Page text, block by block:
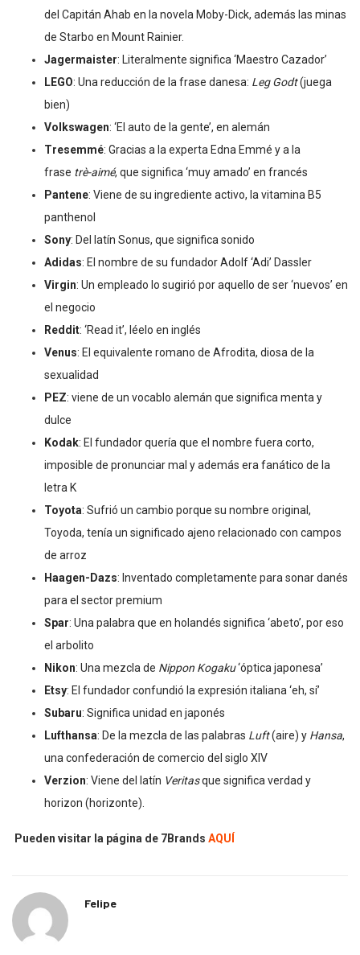
del Capitán Ahab en la novela Moby-Dick, además las minas
de Starbo en Mount Rainier.
Jagermaister: Literalmente significa ‘Maestro Cazador’
LEGO: Una reducción de la frase danesa: Leg Godt(juega
bien)
Volkswagen: ‘El auto de la gente’, en alemán
Tresemmé: Gracias a la experta Edna Emmé y a la
frase trè-aimé, que significa ‘muy amado’ en francés
Pantene: Viene de su ingrediente activo, la vitamina B5
panthenol
Sony: Del latín Sonus, que significa sonido
Adidas: El nombre de su fundador Adolf ‘Adi’ Dassler
Virgin: Un empleado lo sugirió por aquello de ser ‘nuevos’ en
el negocio
Reddit: ‘Read it’, léelo en inglés
Venus: El equivalente romano de Afrodita, diosa de la
sexualidad
PEZ: viene de un vocablo alemán que significa menta y
dulce
Kodak: El fundador quería que el nombre fuera corto,
imposible de pronunciar mal y además era fanático de la
letra K
Toyota: Sufrió un cambio porque su nombre original,
Toyoda, tenía un significado ajeno relacionado con campos
de arroz
Haagen-Dazs: Inventado completamente para sonar danés
para el sector premium
Spar: Una palabra que en holandés significa ‘abeto’, por eso
el arbolito
Nikon: Una mezcla de Nippon Kogaku‘óptica japonesa’
Etsy: El fundador confundió la expresión italiana ‘eh, sí’
Subaru: Significa unidad en japonés
Lufthansa: De la mezcla de las palabras Luft(aire) y Hansa,
una confederación de comercio del siglo XIV
Verzion: Viene del latín Veritasque significa verdad y
horizon (horizonte).
Pueden visitar la página de 7Brands AQUÍ
Felipe